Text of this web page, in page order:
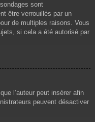
sont
être verrouillés par un
de multiples raisons. Vous
si cela a été autorisé par
l’auteur peut insérer afin
peuvent désactiver